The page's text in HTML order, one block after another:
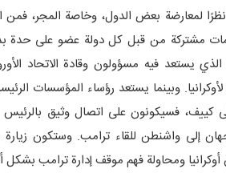
لمعارضة بعض الدول، وخاصة المجر،
مشتركة من قبل كل دولة عضو على حدة
يستعد فيه مسؤولون وقادة الاتحاد
وبينما يستعد رؤساء المؤسسات
كييف، فسيكونون على اتصال وثيق بالرئيس
إلى واشنطن للقاء ترامب. وستكون
ومحاولة فهم موقف إدارة ترامب